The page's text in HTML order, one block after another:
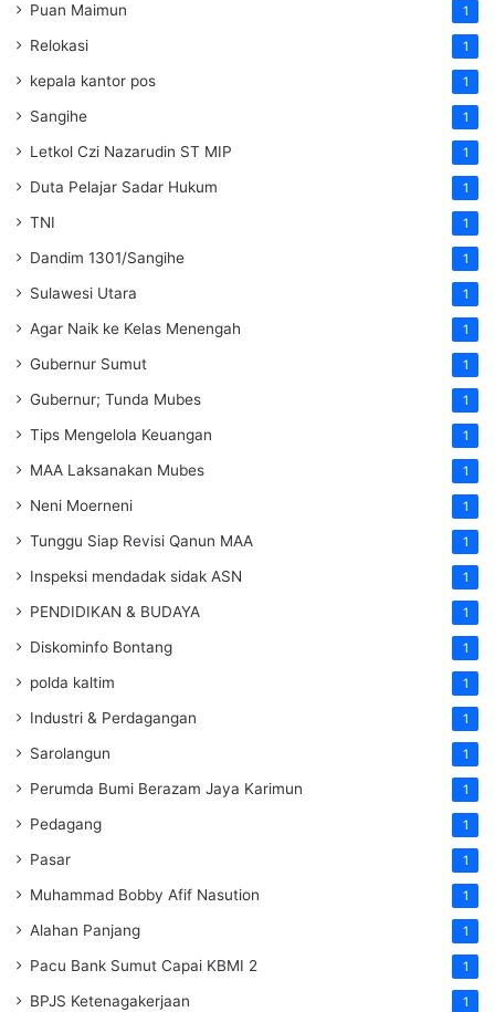
Puan Maimun 1
Relokasi 1
kepala kantor pos 1
Sangihe 1
Letkol Czi Nazarudin ST MIP 1
Duta Pelajar Sadar Hukum 1
TNI 1
Dandim 1301/Sangihe 1
Sulawesi Utara 1
Agar Naik ke Kelas Menengah 1
Gubernur Sumut 1
Gubernur; Tunda Mubes 1
Tips Mengelola Keuangan 1
MAA Laksanakan Mubes 1
Neni Moerneni 1
Tunggu Siap Revisi Qanun MAA 1
Inspeksi mendadak sidak ASN 1
PENDIDIKAN & BUDAYA 1
Diskominfo Bontang 1
polda kaltim 1
Industri & Perdagangan 1
Sarolangun 1
Perumda Bumi Berazam Jaya Karimun 1
Pedagang 1
Pasar 1
Muhammad Bobby Afif Nasution 1
Alahan Panjang 1
Pacu Bank Sumut Capai KBMI 2 1
BPJS Ketenagakerjaan 1